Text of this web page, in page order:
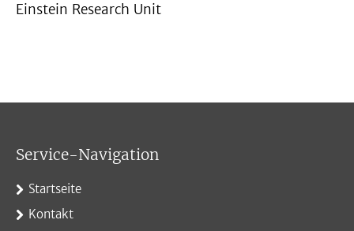
Einstein Research Unit
Service-Navigation
Startseite
Kontakt